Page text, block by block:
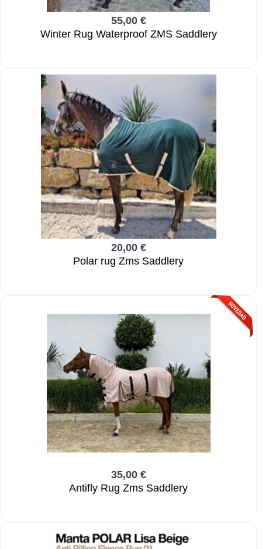
55,00 €
Winter Rug Waterproof ZMS Saddlery
20,00 €
Polar rug Zms Saddlery
35,00 €
Antifly Rug Zms Saddlery